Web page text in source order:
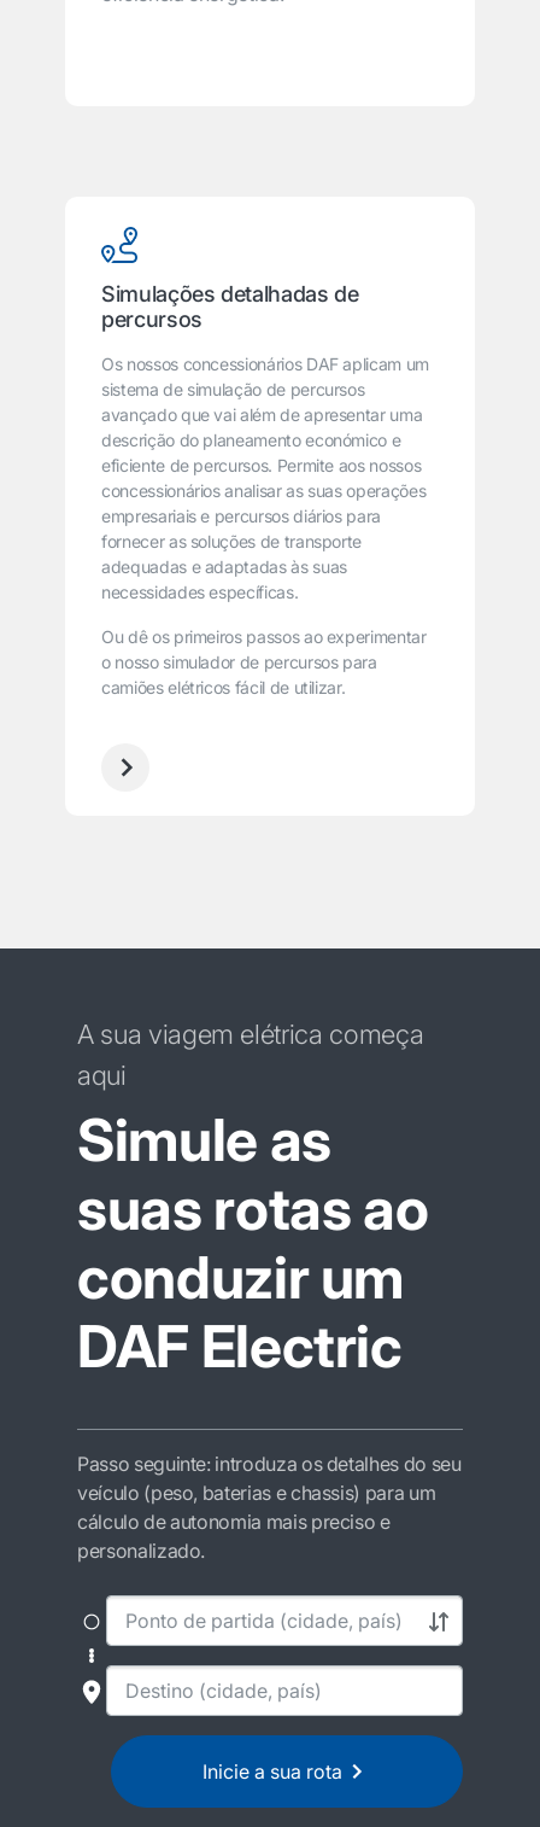
Simulações detalhadas de
percursos
Os nossos concessionários DAF aplicam um
sistema de simulação de percursos
avançado que vai além de apresentar uma
descrição do planeamento económico e
eficiente de percursos. Permite aos nossos
concessionários analisar as suas operações
empresariais e percursos diários para
fornecer as soluções de transporte
adequadas e adaptadas às suas
necessidades específicas.
Ou dê os primeiros passos ao experimentar
o nosso simulador de percursos para
camiões elétricos fácil de utilizar.
Simule as
suas rotas ao
conduzir um
DAF Electric
A sua viagem elétrica começa
aqui
Passo seguinte: introduza os detalhes do seu
veículo (peso, baterias e chassis) para um
cálculo de autonomia mais preciso e
personalizado.
Inicie a sua rota